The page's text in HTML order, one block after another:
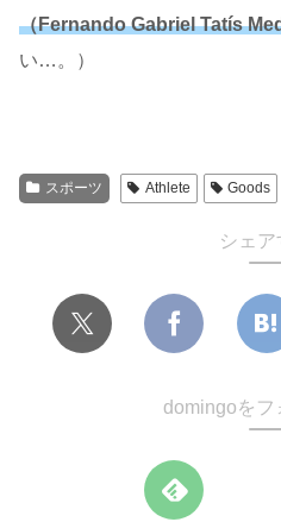
（Fernando Gabriel Tatís
い…。）
スポーツ Athlete Goods
シェア
domingoをフ